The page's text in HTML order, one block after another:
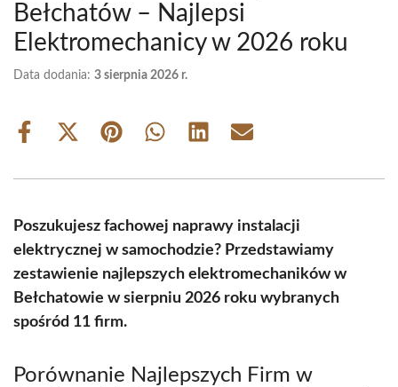
Bełchatów – Najlepsi
Elektromechanicy w 2026 roku
Data dodania: 3 sierpnia 2026 r.
Share
Share
(Twitter)
Share Share Share Share
Poszukujesz fachowej naprawy instalacji
elektrycznej w samochodzie? Przedstawiamy
zestawienie najlepszych elektromechaników w
Bełchatowie w sierpniu 2026 roku wybranych
spośród 11 firm.
Porównanie Najlepszych Firm w